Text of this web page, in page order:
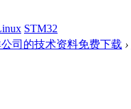
STM32
司的技术资料免费下载 ›